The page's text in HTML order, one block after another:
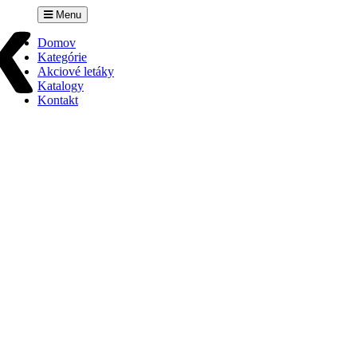
Menu
Domov
Kategórie
Akciové letáky
Katalogy
Kontakt